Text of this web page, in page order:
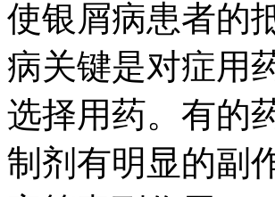
使银屑病患者的
病关键是对症用
选择用药。有的
制剂有明显的副